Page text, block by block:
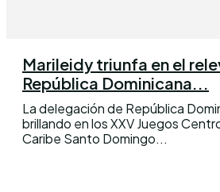
Marileidy triunfa en el
República Dominicana...
La delegación de República
brillando en los XXV Juegos
Caribe Santo Domingo...